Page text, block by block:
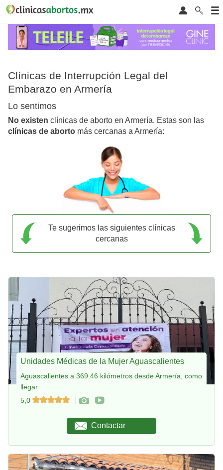
Clínicas de Interrupción Legal del
Embarazo en Armería
Lo sentimos
No existen clínicas de aborto en Armería. Estas son las
clínicas de aborto más cercanas a Armería:
Te sugerimos las siguientes clínicas
cercanas
Unidades Médicas de la Mujer Aguascalientes
Aguascalientes a 369.46 kilómetros desde Armería, como
llegar
5,0
Contactar